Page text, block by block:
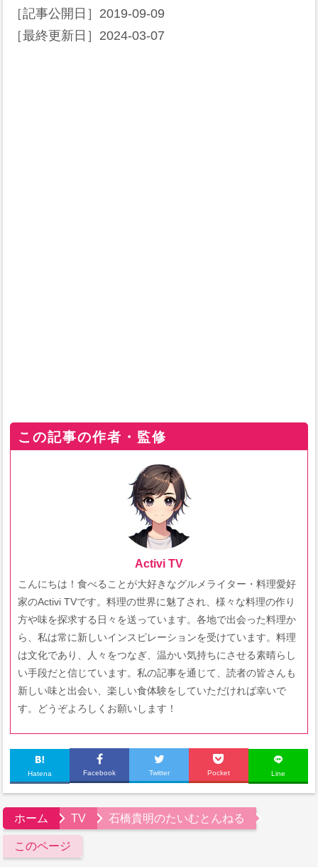
［記事公開日］ 2019-09-09
［最終更新日］ 2024-03-07
この記事の作者・監修
Activi TV
こんにちは！食べることが大好きなグルメライター・料理愛好
家のActivi TVです。料理の世界に魅了され、様々な料理の作り
方や味を探求する日々を送っています。各地で出会った料理か
ら、私は常に新しいインスピレーションを受けています。料理
は文化であり、人々をつなぎ、温かい気持ちにさせる素晴らし
い手段だと信じています。私の記事を通じて、読者の皆さんも
新しい味と出会い、楽しい食体験をしていただければ幸いで
す。どうぞよろしくお願いします！
Hatena Facebook Twitter Pocket Line
ホーム TV 石橋貴明のたいむとんねる
このページ